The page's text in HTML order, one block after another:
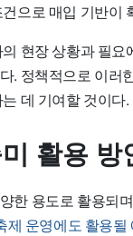
으로 매입 기반이
현장 상황과 필
. 정책적으로 이러
데 기여할 것이다.
활용 방
한 용도로 활용되
제 운영에도 활용